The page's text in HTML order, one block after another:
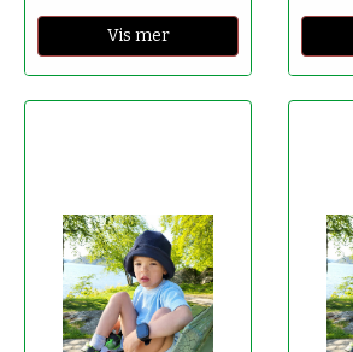
Vis mer